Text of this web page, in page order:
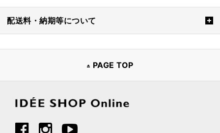
配送料・納期等について
PAGE TOP